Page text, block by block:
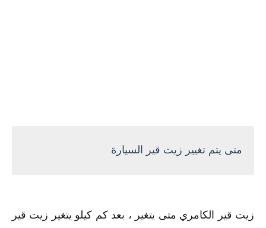
متى يتم تغيير زيت قير السيارة
زيت قير الكامري متى يتغير ، بعد كم كيلو يتغير زيت قير